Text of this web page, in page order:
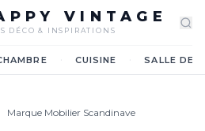
VINTAGE
DÉCO & INSPIRATIONS
CUISINE SALLE DE
Marque Mobilier Scandinave